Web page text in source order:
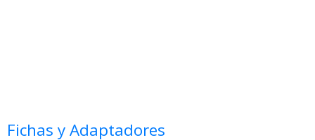
Fichas y Adaptadores